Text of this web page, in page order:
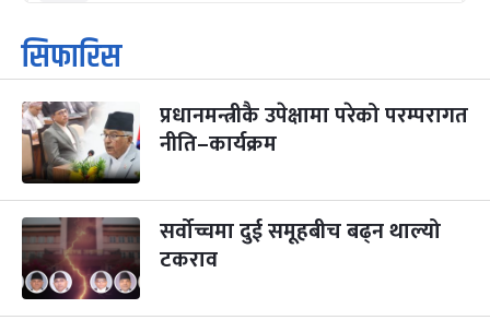
१
आइत
कार्तिक सङ्क्रान्ति
कार्तिक १, २०८३
३
मंगल
महानवमी
कार्तिक ३, २०८३-Oct 20, 2026
२ महिना बाँकी
४
बुध कार्तिक ४, २०८३ -Oct 21, 2026
५
बिहि
पापा‌ङ्कुशा एकादशी व्रत
कार्तिक ५, २०८३
सिफारिस
प्रधानमन्त्रीकै उपेक्षामा परेको परम्परागत
नीति–कार्यक्रम
सर्वोच्चमा दुई समूहबीच बढ्न थाल्यो
टकराव